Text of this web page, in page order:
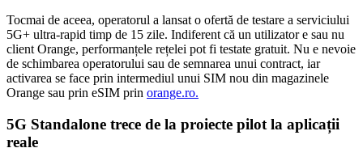
Tocmai de aceea, operatorul a lansat o ofertă de testare a serviciului
5G+ ultra-rapid timp de 15 zile. Indiferent că un utilizator e sau nu
client Orange, performanțele rețelei pot fi testate gratuit. Nu e nevoie
de schimbarea operatorului sau de semnarea unui contract, iar
activarea se face prin intermediul unui SIM nou din magazinele
Orange sau prin eSIM prin orange.ro.
5G Standalone trece de la proiecte pilot la aplicații
reale